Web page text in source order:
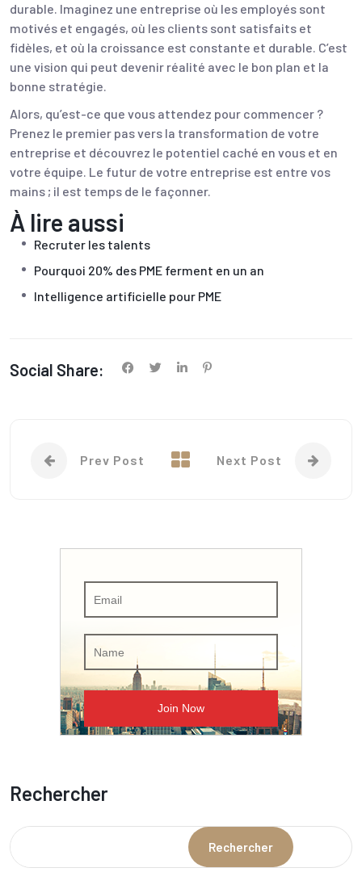
durable. Imaginez une entreprise où les employés sont
motivés et engagés, où les clients sont satisfaits et
fidèles, et où la croissance est constante et durable. C’est
une vision qui peut devenir réalité avec le bon plan et la
bonne stratégie.
Alors, qu’est-ce que vous attendez pour commencer ?
Prenez le premier pas vers la transformation de votre
entreprise et découvrez le potentiel caché en vous et en
votre équipe. Le futur de votre entreprise est entre vos
mains ; il est temps de le façonner.
À lire aussi
Recruter les talents
Pourquoi 20% des PME ferment en un an
Intelligence artificielle pour PME
Social Share:
Prev Post Next Post
Rechercher
Rechercher